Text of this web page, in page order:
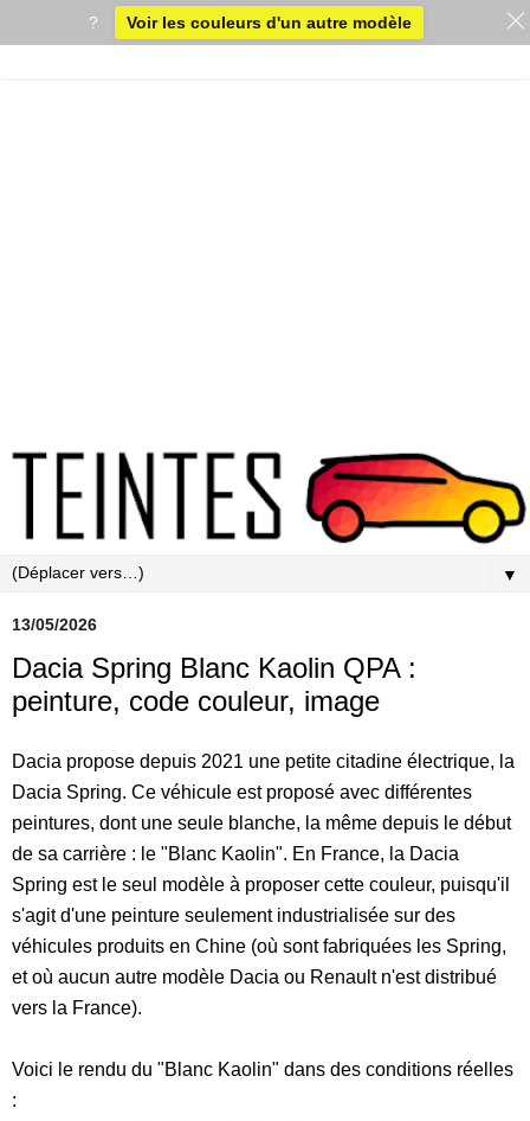
▼
13/05/2026
Dacia Spring Blanc Kaolin QPA :
peinture, code couleur, image
Dacia propose depuis 2021 une petite citadine électrique, la
Dacia Spring. Ce véhicule est proposé avec différentes
peintures, dont une seule blanche, la même depuis le début
de sa carrière : le "Blanc Kaolin". En France, la Dacia
Spring est le seul modèle à proposer cette couleur, puisqu'il
s'agit d'une peinture seulement industrialisée sur des
véhicules produits en Chine (où sont fabriquées les Spring,
et où aucun autre modèle Dacia ou Renault n'est distribué
vers la France).
Voici le rendu du "Blanc Kaolin" dans des conditions réelles
:
? Voir les couleurs d'un autre modèle